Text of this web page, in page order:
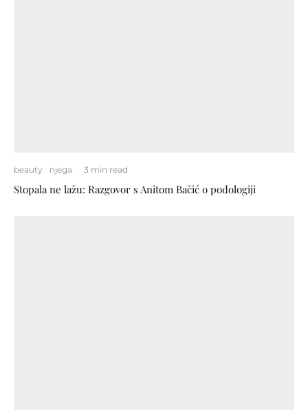
beauty njega · 3 min read
Stopala ne lažu: Razgovor s Anitom Bačić o podologiji